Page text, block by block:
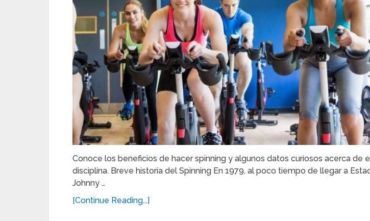
Conoce los beneficios de hacer spinning y algunos datos curiosos acerca de
disciplina. Breve historia del Spinning En 1979, al poco tiempo de llegar a
Johnny …
[Continue Reading...]